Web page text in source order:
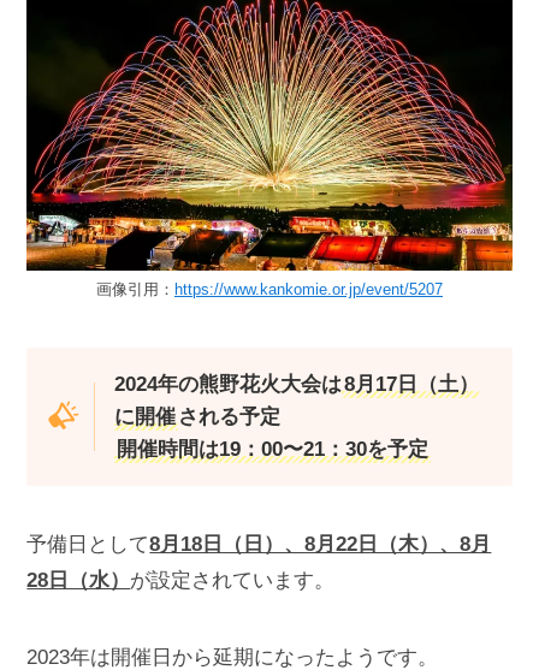
画像引用： https://www.kankomie.or.jp/event/5207
2024年の熊野花火大会は8月17日（土）
に開催 される予定
開催時間は19：00〜21：30を予定
予備日として8月18日（日）、8月22日（木）、8月
28日（水） が設定されています​​。
2023年は開催日から延期になったようです。